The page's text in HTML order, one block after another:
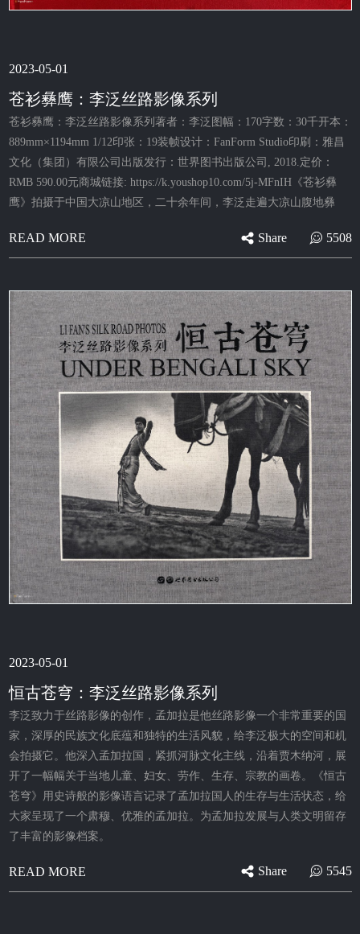
2023-05-01
苍衫彝鹰：李泛丝路影像系列
苍衫彝鹰：李泛丝路影像系列著者：李泛图幅：170字数：30千开本：
889mm×1194mm 1/12印张：19装帧设计：FanForm Studio印刷：雅昌
文化（集团）有限公司出版发行：世界图书出版公司, 2018.定价：
RMB 590.00元商城链接: https://k.youshop10.com/5j-MFnIH《苍衫彝
鹰》拍摄于中国大凉山地区，二十余年间，李泛走遍大凉山腹地彝
READ MORE Share 5508
2023-05-01
恒古苍穹：李泛丝路影像系列
李泛致力于丝路影像的创作，孟加拉是他丝路影像一个非常重要的国
家，深厚的民族文化底蕴和独特的生活风貌，给李泛极大的空间和机
会拍摄它。他深入孟加拉国，紧抓河脉文化主线，沿着贾木纳河，展
开了一幅幅关于当地儿童、妇女、劳作、生存、宗教的画卷。《恒古
苍穹》用史诗般的影像语言记录了孟加拉国人的生存与生活状态，给
大家呈现了一个肃穆、优雅的孟加拉。为孟加拉发展与人类文明留存
了丰富的影像档案。
READ MORE Share 5545